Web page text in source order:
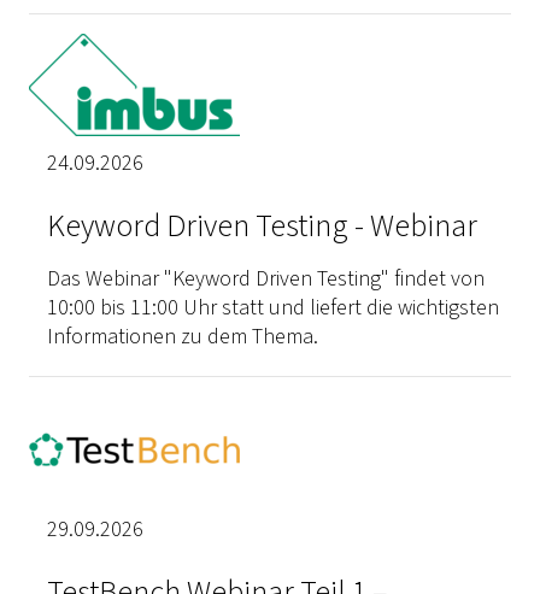
24.09.2026
Keyword Driven Testing - Webinar
Das Webinar "Keyword Driven Testing" findet von
10:00 bis 11:00 Uhr statt und liefert die wichtigsten
Informationen zu dem Thema.
29.09.2026